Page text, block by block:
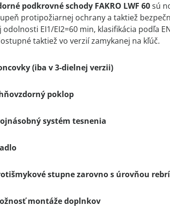
podkrovné schody FAKRO LWF 60sú
protipožiarnej ochrany a taktiež
EI1/EI2=60 min, klasifikácia podľa
taktiež vo verzií zamykanej na kľúč.
(iba v 3-dielnej verzii)
poklop
systém tesnenia
stupne zarovno s úrovňou
montáže doplnkov